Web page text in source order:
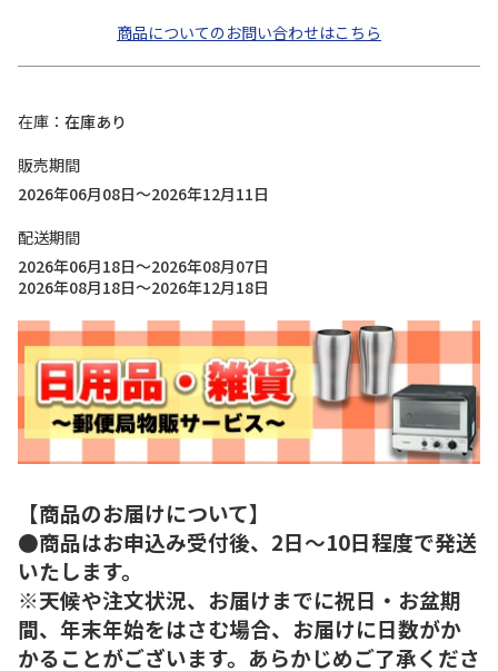
商品についてのお問い合わせはこちら
在庫
在庫あり
販売期間
2026年06月08日～2026年12月11日
配送期間
2026年06月18日～2026年08月07日
2026年08月18日～2026年12月18日
【商品のお届けについて】
●商品はお申込み受付後、2日～10日程度で発送
いたします。
※天候や注文状況、お届けまでに祝日・お盆期
間、年末年始をはさむ場合、お届けに日数がか
かることがございます。あらかじめご了承くださ